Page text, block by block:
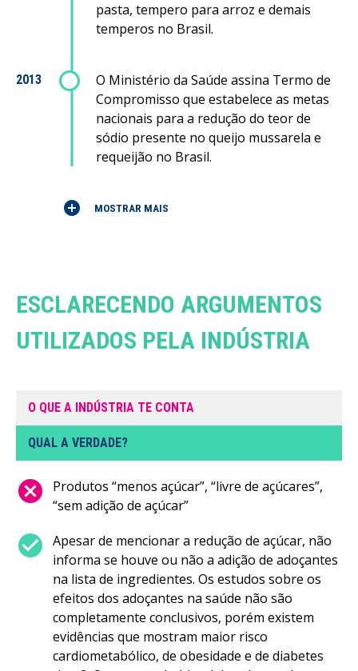
pasta, tempero para arroz e demais
temperos no Brasil.
2013
O Ministério da Saúde assina Termo de
Compromisso que estabelece as metas
nacionais para a redução do teor de
sódio presente no queijo mussarela e
requeijão no Brasil.
add_circle MOSTRAR MAIS
ESCLARECENDO ARGUMENTOS
UTILIZADOS PELA INDÚSTRIA
O QUE A INDÚSTRIA TE CONTA
QUAL A VERDADE?
cancel
Produtos “menos açúcar”, “livre de açúcares”,
“sem adição de açúcar”
check_circle Apesar de mencionar a redução de açúcar, não
informa se houve ou não a adição de adoçantes
na lista de ingredientes. Os estudos sobre os
efeitos dos adoçantes na saúde não são
completamente conclusivos, porém existem
evidências que mostram maior risco
cardiometabólico, de obesidade e de diabetes